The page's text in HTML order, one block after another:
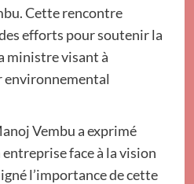
Cette rencontre
efforts pour soutenir la
ministre visant à
environnemental
Vembu a exprimé
entreprise face à la vision
l’importance de cette